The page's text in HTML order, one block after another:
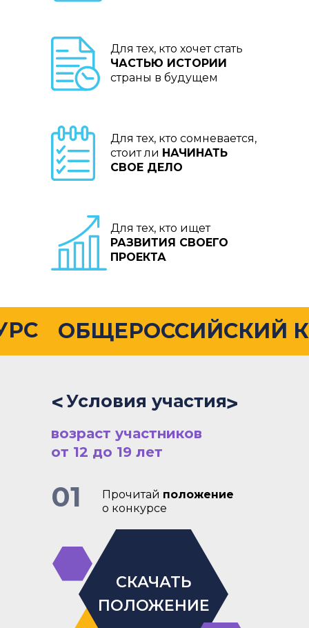
Для тех, кто хочет стать
ЧАСТЬЮ ИСТОРИИ
страны в будущем
Для тех, кто сомневается,
стоит ли НАЧИНАТЬ
СВОЕ ДЕЛО
Для тех, кто ищет
РАЗВИТИЯ СВОЕГО
ПРОЕКТА
ОБЩЕРОССИЙСКИЙ
Условия участия
< <
01 Прочитай положение
о конкурсе
возраст участников
от 12 до 19 лет
СКАЧАТЬ
ПОЛОЖЕНИЕ